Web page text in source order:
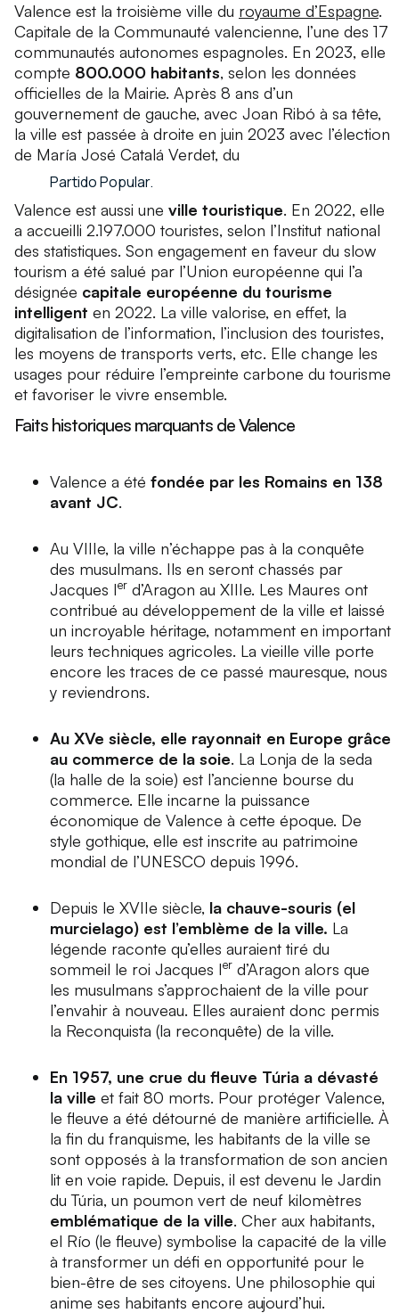
Valence est la troisième ville du royaume d’Espagne.
Capitale de la Communauté valencienne, l’une des 17
communautés autonomes espagnoles. En 2023, elle
compte 800.000 habitants, selon les données
officielles de la Mairie. Après 8 ans d’un
gouvernement de gauche, avec Joan Ribó à sa tête,
la ville est passée à droite en juin 2023 avec l’élection
de María José Catalá Verdet, du
Partido Popular.
Valence est aussi une ville touristique. En 2022, elle
a accueilli 2.197.000 touristes, selon l’Institut national
des statistiques. Son engagement en faveur du slow
tourism a été salué par l’Union européenne qui l’a
désignée capitale européenne du tourisme
intelligent en 2022. La ville valorise, en effet, la
digitalisation de l’information, l’inclusion des touristes,
les moyens de transports verts, etc. Elle change les
usages pour réduire l’empreinte carbone du tourisme
et favoriser le vivre ensemble.
Faits historiques marquants de Valence
Valence a été fondée par les Romains en 138
avant JC.
Au VIIIe, la ville n’échappe pas à la conquête
des musulmans. Ils en seront chassés par
Jacques Ier d’Aragon au XIIIe. Les Maures ont
contribué au développement de la ville et laissé
un incroyable héritage, notamment en important
leurs techniques agricoles. La vieille ville porte
encore les traces de ce passé mauresque, nous
y reviendrons.
Au XVe siècle, elle rayonnait en Europe grâce
au commerce de la soie. La Lonja de la seda
(la halle de la soie) est l’ancienne bourse du
commerce. Elle incarne la puissance
économique de Valence à cette époque. De
style gothique, elle est inscrite au patrimoine
mondial de l’UNESCO depuis 1996.
Depuis le XVIIe siècle, la chauve-souris (el
murcielago) est l’emblème de la ville. La
légende raconte qu’elles auraient tiré du
sommeil le roi Jacques Ier d’Aragon alors que
les musulmans s’approchaient de la ville pour
l’envahir à nouveau. Elles auraient donc permis
la Reconquista (la reconquête) de la ville.
En 1957, une crue du fleuve Túria a dévasté
la ville et fait 80 morts. Pour protéger Valence,
le fleuve a été détourné de manière artificielle. À
la fin du franquisme, les habitants de la ville se
sont opposés à la transformation de son ancien
lit en voie rapide. Depuis, il est devenu le Jardin
du Túria, un poumon vert de neuf kilomètres
emblématique de la ville. Cher aux habitants,
el Río (le fleuve) symbolise la capacité de la ville
à transformer un défi en opportunité pour le
bien-être de ses citoyens. Une philosophie qui
anime ses habitants encore aujourd’hui.